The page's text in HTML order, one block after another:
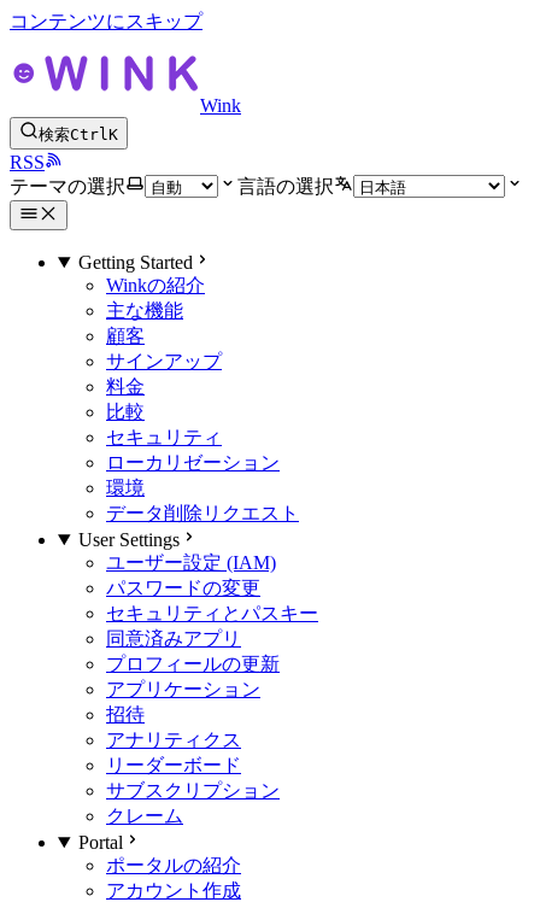
コンテンツにスキップ
Wink
検索CtrlK
RSS
テーマの選択
言語の選択
Getting Started
Winkの紹介
主な機能
顧客
サインアップ
料金
比較
セキュリティ
ローカリゼーション
環境
データ削除リクエスト
User Settings
ユーザー設定 (IAM)
パスワードの変更
セキュリティとパスキー
同意済みアプリ
プロフィールの更新
アプリケーション
招待
アナリティクス
リーダーボード
サブスクリプション
クレーム
Portal
ポータルの紹介
アカウント作成